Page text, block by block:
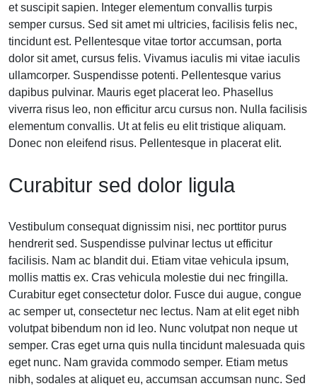
et suscipit sapien. Integer elementum convallis turpis
semper cursus. Sed sit amet mi ultricies, facilisis felis nec,
tincidunt est. Pellentesque vitae tortor accumsan, porta
dolor sit amet, cursus felis. Vivamus iaculis mi vitae iaculis
ullamcorper. Suspendisse potenti. Pellentesque varius
dapibus pulvinar. Mauris eget placerat leo. Phasellus
viverra risus leo, non efficitur arcu cursus non. Nulla facilisis
elementum convallis. Ut at felis eu elit tristique aliquam.
Donec non eleifend risus. Pellentesque in placerat elit.
Curabitur sed dolor ligula
Vestibulum consequat dignissim nisi, nec porttitor purus
hendrerit sed. Suspendisse pulvinar lectus ut efficitur
facilisis. Nam ac blandit dui. Etiam vitae vehicula ipsum,
mollis mattis ex. Cras vehicula molestie dui nec fringilla.
Curabitur eget consectetur dolor. Fusce dui augue, congue
ac semper ut, consectetur nec lectus. Nam at elit eget nibh
volutpat bibendum non id leo. Nunc volutpat non neque ut
semper. Cras eget urna quis nulla tincidunt malesuada quis
eget nunc. Nam gravida commodo semper. Etiam metus
nibh, sodales at aliquet eu, accumsan accumsan nunc. Sed